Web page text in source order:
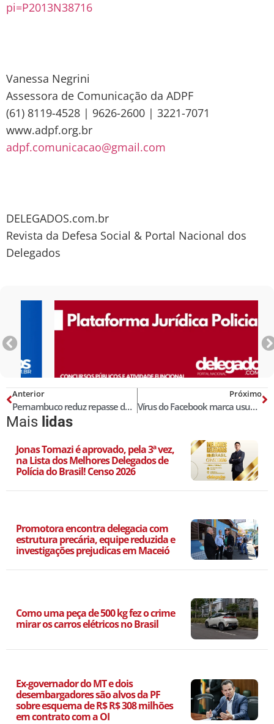
pi=P2013N38716
Vanessa Negrini
Assessora de Comunicação da ADPF
(61) 8119-4528 | 9626-2600 | 3221-7071
www.adpf.org.br
adpf.comunicacao@gmail.com
DELEGADOS.com.br
Revista da Defesa Social & Portal Nacional dos
Delegados
Anterior
Pernambuco reduz repasse de combustível para viaturas da Polícia Civil
Próximo
Vírus do Facebook marca usuários em publicações e rouba dados pessoais. Aprenda como remover um vírus
Mais lidas
Jonas Tomazi é aprovado, pela 3ª vez,
na Lista dos Melhores Delegados de
Polícia do Brasil! Censo 2026
Promotora encontra delegacia com
estrutura precária, equipe reduzida e
investigações prejudicas em Maceió
Como uma peça de 500 kg fez o crime
mirar os carros elétricos no Brasil
Ex-governador do MT e dois
desembargadores são alvos da PF
sobre esquema de R$ R$ 308 milhões
em contrato com a OI